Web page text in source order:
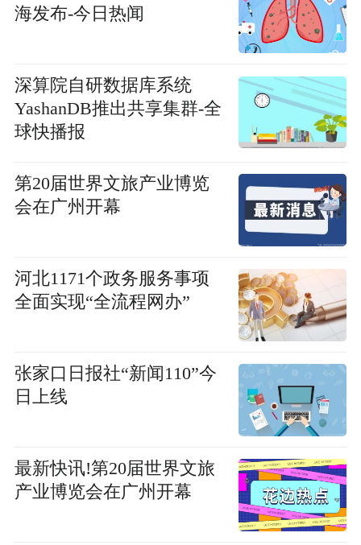
海发布-今日热闻
深算院自研数据库系统
YashanDB推出共享集群-全
球快播报
第20届世界文旅产业博览
会在广州开幕
河北1171个政务服务事项
全面实现“全流程网办”
张家口日报社“新闻110”今
日上线
最新快讯!第20届世界文旅
产业博览会在广州开幕